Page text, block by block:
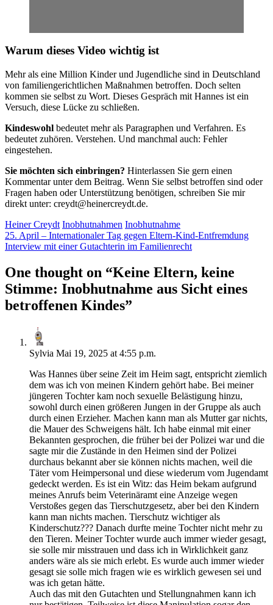
Warum dieses Video wichtig ist
Mehr als eine Million Kinder und Jugendliche sind in Deutschland
von familiengerichtlichen Maßnahmen betroffen. Doch selten
kommen sie selbst zu Wort. Dieses Gespräch mit Hannes ist ein
Versuch, diese Lücke zu schließen.
Kindeswohl bedeutet mehr als Paragraphen und Verfahren. Es
bedeutet zuhören. Verstehen. Und manchmal auch: Fehler
eingestehen.
Sie möchten sich einbringen? Hinterlassen Sie gern einen
Kommentar unter dem Beitrag. Wenn Sie selbst betroffen sind oder
Fragen haben oder Unterstützung benötigen, schreiben Sie mir
direkt unter: creydt@heinercreydt.de.
Heiner Creydt Inobhutnahmen Inobhutnahme
25. April – Internationaler Tag gegen Eltern-Kind-Entfremdung
Interview mit einer Gutachterin im Familienrecht
One thought on “Keine Eltern, keine
Stimme: Inobhutnahme aus Sicht eines
betroffenen Kindes”
Sylvia Mai 19, 2025 at 4:55 p.m.
Was Hannes über seine Zeit im Heim sagt, entspricht ziemlich
dem was ich von meinen Kindern gehört habe. Bei meiner
jüngeren Tochter kam noch sexuelle Belästigung hinzu,
sowohl durch einen größeren Jungen in der Gruppe als auch
durch einen Erzieher. Machen kann man als Mutter gar nichts,
die Mauer des Schweigens hält. Ich habe einmal mit einer
Bekannten gesprochen, die früher bei der Polizei war und die
sagte mir die Zustände in den Heimen sind der Polizei
durchaus bekannt aber sie können nichts machen, weil die
Täter vom Heimpersonal und diese wiederum vom Jugendamt
gedeckt werden. Es ist ein Witz: das Heim bekam aufgrund
meines Anrufs beim Veterinäramt eine Anzeige wegen
Verstoßes gegen das Tierschutzgesetz, aber bei den Kindern
kann man nichts machen. Tierschutz wichtiger als
Kinderschutz??? Danach durfte meine Tochter nicht mehr zu
den Tieren. Meiner Tochter wurde auch immer wieder gesagt,
sie solle mir misstrauen und dass ich in Wirklichkeit ganz
anders wäre als sie mich erlebt. Es wurde auch immer wieder
gesagt sie solle mich fragen wie es wirklich gewesen sei und
was ich getan hätte.
Auch das mit den Gutachten und Stellungnahmen kann ich